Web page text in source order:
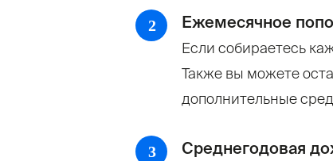
2 Ежемесячное
Если собираетесь
Также вы можете
дополнительные
3 Среднегодовая